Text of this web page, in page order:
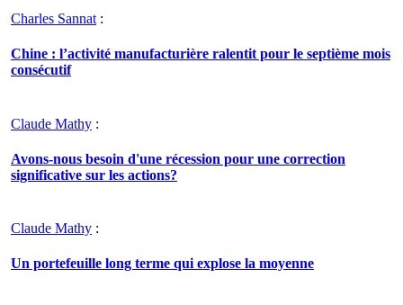
Charles Sannat :
Chine : l’activité manufacturière ralentit pour le septième mois
consécutif
Claude Mathy :
Avons-nous besoin d'une récession pour une correction
significative sur les actions?
Claude Mathy :
Un portefeuille long terme qui explose la moyenne